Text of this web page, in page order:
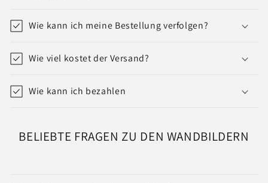
Wie kann ich meine Bestellung verfolgen?
Wie viel kostet der Versand?
Wie kann ich bezahlen
BELIEBTE FRAGEN ZU DEN WANDBILDERN